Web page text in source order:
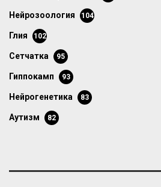
нейрозоология 104
глия 102
сетчатка 95
гиппокамп 93
нейрогенетика 83
аутизм 82